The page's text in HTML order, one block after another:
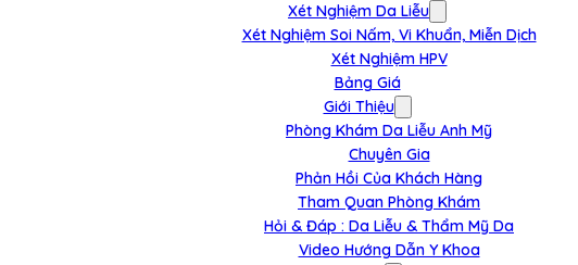
Xét Nghiệm Da Liễu
Xét Nghiệm Soi Nấm, Vi Khuẩn, Miễn Dịch
Xét Nghiệm HPV
Bảng Giá
Giới Thiệu
Phòng Khám Da Liễu Anh Mỹ
Chuyên Gia
Phản Hồi Của Khách Hàng
Tham Quan Phòng Khám
Hỏi & Đáp : Da Liễu & Thẩm Mỹ Da
Video Hướng Dẫn Y Khoa